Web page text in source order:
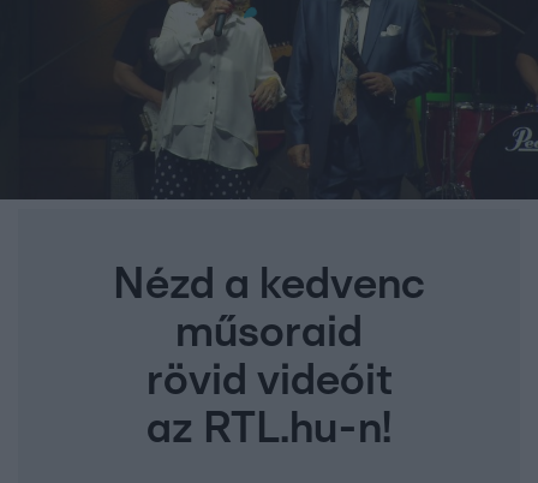
Nézd a kedvenc
műsoraid
rövid videóit
az RTL.hu-n!